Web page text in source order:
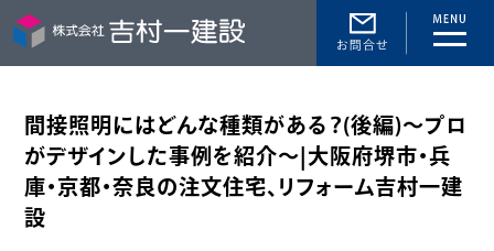
toggle
間接照明にはどんな種類がある？(後編)～プロ
がデザインした事例を紹介～|大阪府堺市・兵
庫・京都・奈良の注文住宅、リフォーム吉村一建
設